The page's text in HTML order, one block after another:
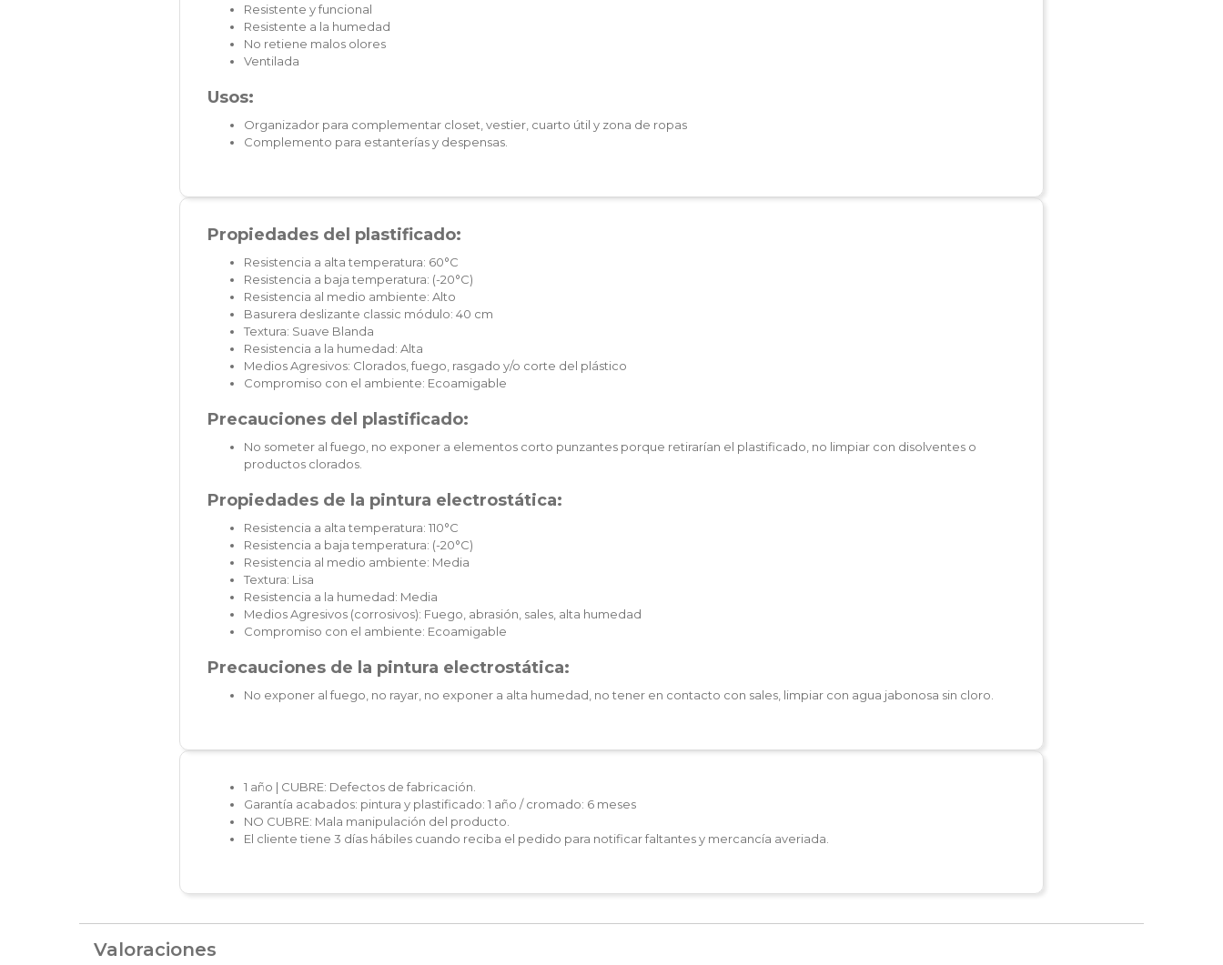
Resistente y funcional
Resistente a la humedad
No retiene malos olores
Ventilada
Usos:
Organizador para complementar closet, vestier, cuarto útil y zona de ropas
Complemento para estanterías y despensas.
Propiedades del plastificado:
Resistencia a alta temperatura: 60°C
Resistencia a baja temperatura: (-20°C)
Resistencia al medio ambiente: Alto
Basurera deslizante classic módulo: 40 cm
Textura: Suave Blanda
Resistencia a la humedad: Alta
Medios Agresivos: Clorados, fuego, rasgado y/o corte del plástico
Compromiso con el ambiente: Ecoamigable
Precauciones del plastificado:
No someter al fuego, no exponer a elementos corto punzantes porque retirarían el plastificado, no limpiar con disolventes o
productos clorados.
Propiedades de la pintura electrostática:
Resistencia a alta temperatura: 110°C
Resistencia a baja temperatura: (-20°C)
Resistencia al medio ambiente: Media
Textura: Lisa
Resistencia a la humedad: Media
Medios Agresivos (corrosivos): Fuego, abrasión, sales, alta humedad
Compromiso con el ambiente: Ecoamigable
Precauciones de la pintura electrostática:
No exponer al fuego, no rayar, no exponer a alta humedad, no tener en contacto con sales, limpiar con agua jabonosa sin cloro.
1 año | CUBRE: Defectos de fabricación.
Garantía acabados: pintura y plastificado: 1 año / cromado: 6 meses
NO CUBRE: Mala manipulación del producto.
El cliente tiene 3 días hábiles cuando reciba el pedido para notificar faltantes y mercancía averiada.
Valoraciones